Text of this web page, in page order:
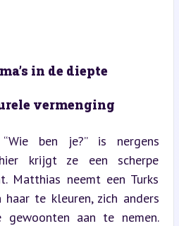
in de diepte
vermenging
ben je?” is nergens
krijgt ze een scherpe
Matthias neemt een Turks
te kleuren, zich anders
aan te nemen.